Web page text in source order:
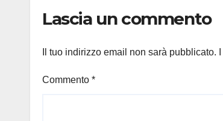
Lascia un commento
Il tuo indirizzo email non sarà pubblicato.
Commento *